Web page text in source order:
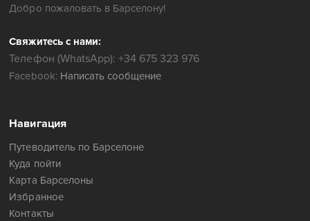
Добро пожаловать в Барселону!
Свяжитесь с нами:
Телефон (WhatsApp): +34 675 323 976
Facebook: Написать сообщение
Навигация
Путеводитель по Барселоне
Куда пойти
Карта Барселоны
Избранное
Контакты